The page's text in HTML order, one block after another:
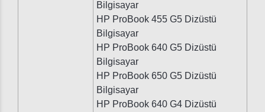
Bilgisayar
HP ProBook 455 G5 Dizüstü
Bilgisayar
HP ProBook 640 G5 Dizüstü
Bilgisayar
HP ProBook 650 G5 Dizüstü
Bilgisayar
HP ProBook 640 G4 Dizüstü